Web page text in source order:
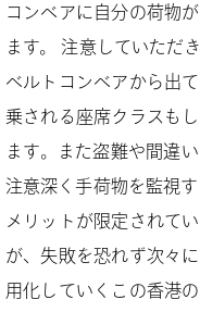
コンベアに自分の荷物
ます。 注意していただ
ベルトコンベアから出
乗される座席クラスも
ます。また盗難や間違
注意深く手荷物を監視
メリットが限定されて
が、失敗を恐れず次々
用化していくこの香港